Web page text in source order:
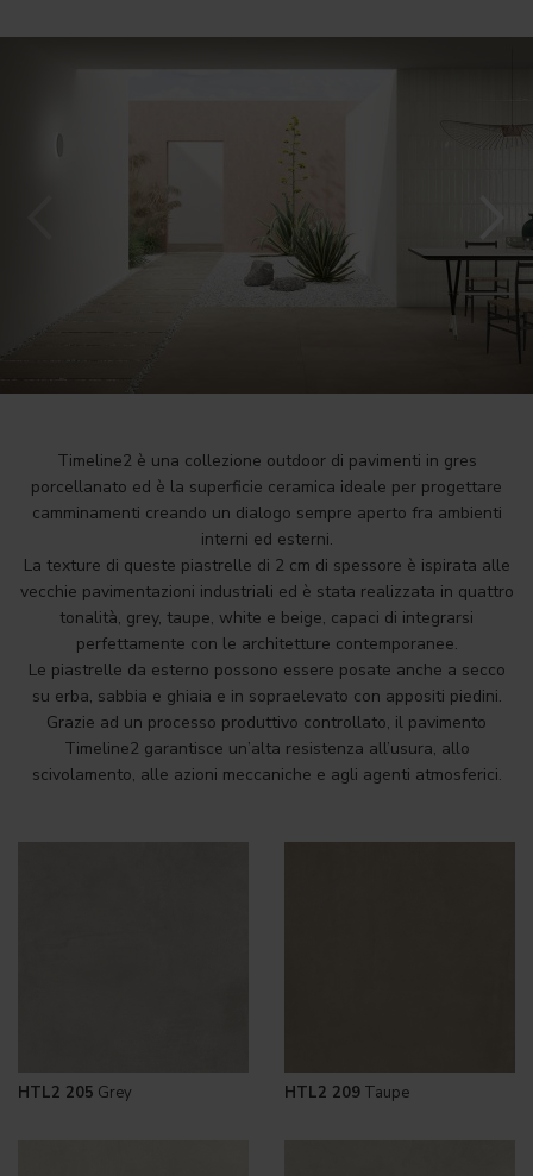
Timeline2 è una collezione outdoor di pavimenti in gres
porcellanato ed è la superficie ceramica ideale per progettare
camminamenti creando un dialogo sempre aperto fra ambienti
interni ed esterni.
La texture di queste piastrelle di 2 cm di spessore è ispirata alle
vecchie pavimentazioni industriali ed è stata realizzata in quattro
tonalità, grey, taupe, white e beige, capaci di integrarsi
perfettamente con le architetture contemporanee.
Le piastrelle da esterno possono essere posate anche a secco
su erba, sabbia e ghiaia e in sopraelevato con appositi piedini.
Grazie ad un processo produttivo controllato, il pavimento
Timeline2 garantisce un’alta resistenza all’usura, allo
scivolamento, alle azioni meccaniche e agli agenti atmosferici.
HTL2 205 Grey HTL2 209 Taupe